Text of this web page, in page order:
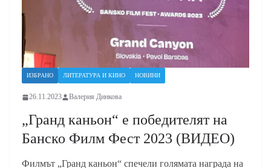
ИЗБРАНО ЛИТЕРАТУРА И КИНО НОВИНИ
26.11.2023 Валерия Динкова
„Гранд каньон“ е победителят на
Банско Филм Фест 2023 (ВИДЕО)
Филмът „Гранд каньон“ спечели голямата награда на